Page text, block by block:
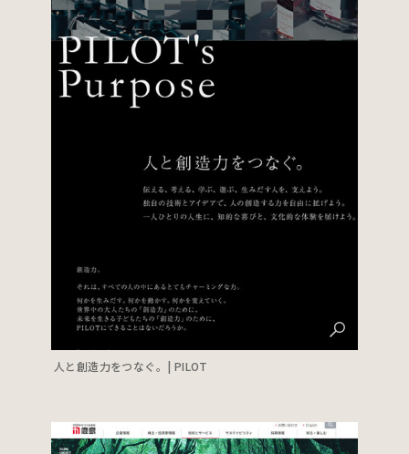
人と創造力をつなぐ。| PILOT